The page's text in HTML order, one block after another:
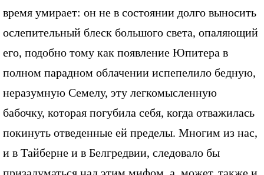
время умирает: он не в состоянии долго выносить
ослепительный блеск большого света, опаляющий
его, подобно тому как появление Юпитера в
полном парадном облачении испепелило бедную,
неразумную Семелу, эту легкомысленную
бабочку, которая погубила себя, когда отважилась
покинуть отведенные ей пределы. Многим из нас,
и в Тайберне и в Белгредвии, следовало бы